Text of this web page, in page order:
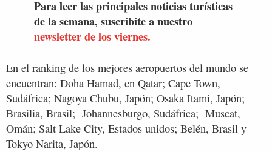
Para leer las principales noticias turísticas
de la semana, suscribite a nuestro
newsletter de los viernes.
En el ranking de los mejores aeropuertos del mundo se
encuentran: Doha Hamad, en Qatar; Cape Town,
Sudáfrica; Nagoya Chubu, Japón; Osaka Itami, Japón;
Brasilia, Brasil; Johannesburgo, Sudáfrica; Muscat,
Omán; Salt Lake City, Estados unidos; Belén, Brasil y
Tokyo Narita, Japón.